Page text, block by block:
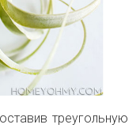
треугольную